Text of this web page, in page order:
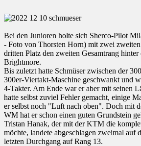
Bei den Junioren holte sich Sherco-Pilot
- Foto von Thorsten Horn) mit zwei
dritten Platz den zweiten Gesamtrang
Brightmore.
Bis zuletzt hatte Schmüser zwischen der
300er-Viertakt-Maschine geschwankt und
4-Takter. Am Ende war er aber mit seinen
hatte selbst zuviel Fehler gemacht, einige
er selbst noch "Luft nach oben". Doch mit
WM hat er schon einen guten Grundstein
Tristan Hanak, der mit der KTM die
möchte, landete abgeschlagen zweimal auf
letzten Durchgang auf Rang 13.